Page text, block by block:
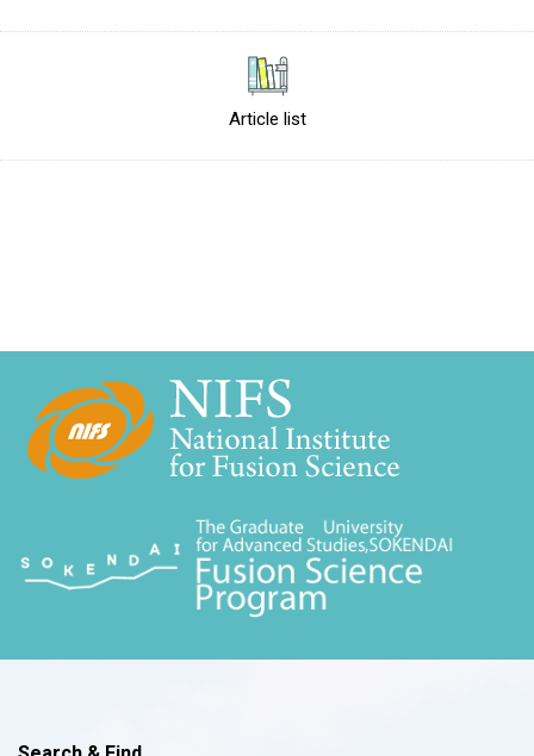
Article list